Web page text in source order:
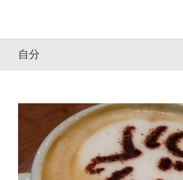
自分